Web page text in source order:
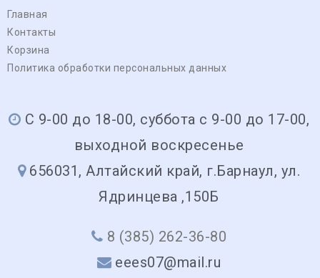
Главная
Контакты
Корзина
Политика обработки персональных данных
С 9-00 до 18-00, суббота с 9-00 до 17-00,
выходной воскресенье
656031, Алтайский край, г.Барнаул, ул.
Ядринцева ,150Б
8 (385) 262-36-80
eees07@mail.ru